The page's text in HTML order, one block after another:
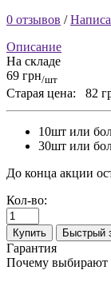
0 отзывов /
Описание
На складе
69 грн/шт
Старая цена: 82
10шт или
30шт или
До конца акции
Кол-во:
Купить Быстрый
Гарантия
Почему выбирают